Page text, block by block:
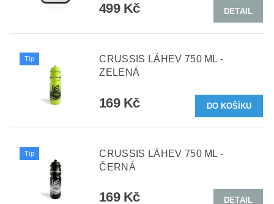
499 Kč DETAIL
Tip
CRUSSIS LÁHEV 750 ML -
ZELENÁ
169 Kč
Tip
CRUSSIS LÁHEV 750 ML -
ČERNÁ
169 Kč DETAIL